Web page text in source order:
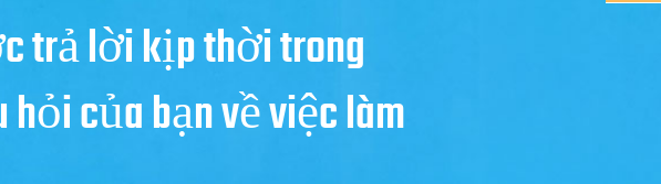
trả lời kịp thời trong
của bạn về việc làm